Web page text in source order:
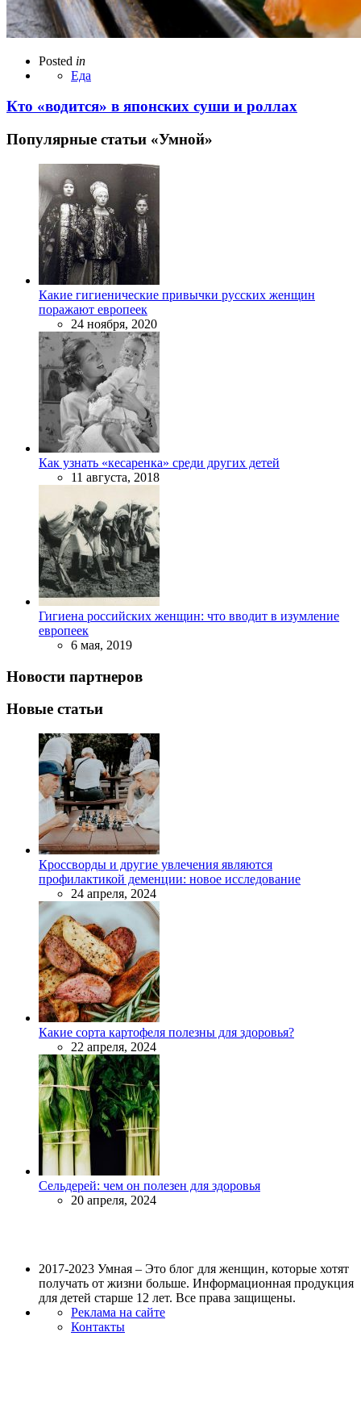
Posted in
Еда
Кто «водится» в японских суши и роллах
Популярные статьи «Умной»
Какие гигиенические привычки русских женщин
поражают европеек
24 ноября, 2020
Как узнать «кесаренка» среди других детей
11 августа, 2018
Гигиена российских женщин: что вводит в изумление
европеек
6 мая, 2019
Новости партнеров
Новые статьи
Кроссворды и другие увлечения являются
профилактикой деменции: новое исследование
24 апреля, 2024
Какие сорта картофеля полезны для здоровья?
22 апреля, 2024
Сельдерей: чем он полезен для здоровья
20 апреля, 2024
2017-2023 Умная – Это блог для женщин, которые хотят
получать от жизни больше. Информационная продукция
для детей старше 12 лет. Все права защищены.
Реклама на сайте
Контакты